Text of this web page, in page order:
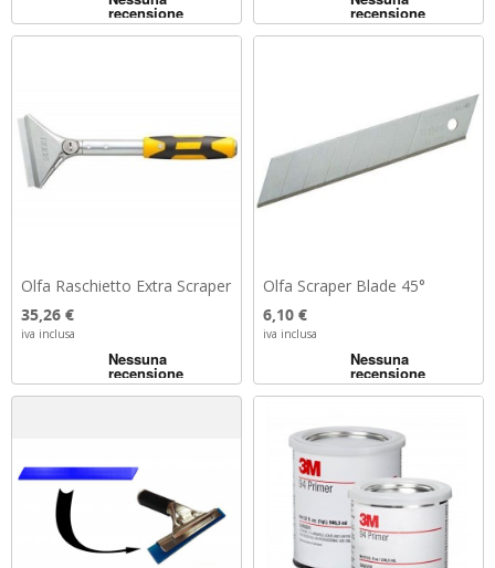
Olfa Raschietto Extra Scraper
Prezzo
35,26 €
iva inclusa
Olfa Scraper Blade 45°
Prezzo
6,10 €
iva inclusa